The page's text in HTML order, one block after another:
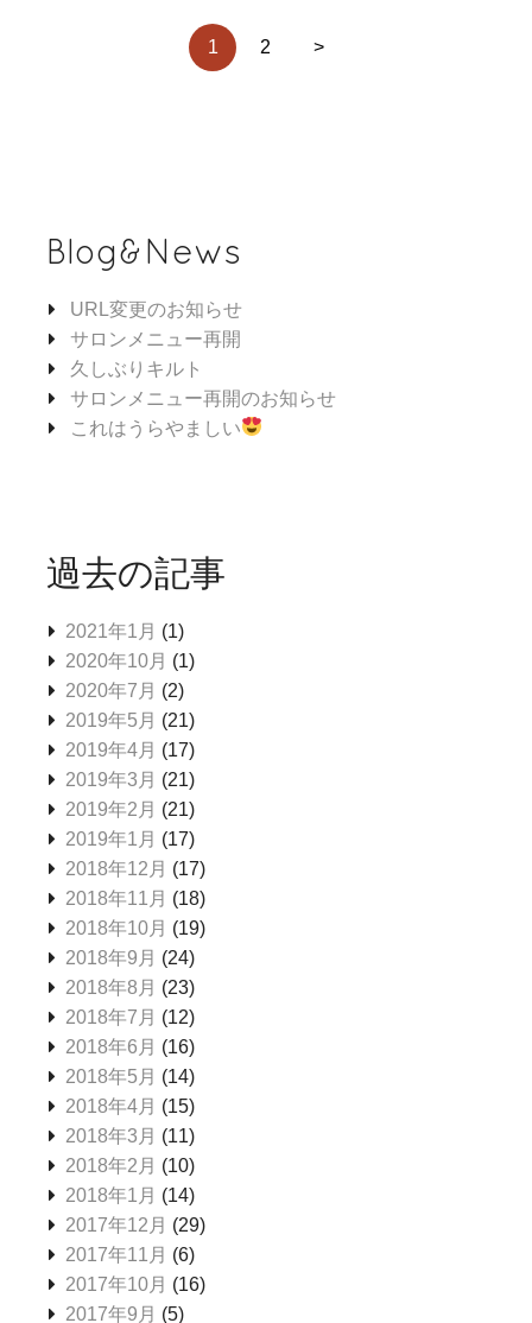
1 2 >
Blog&News
URL変更のお知らせ
サロンメニュー再開
久しぶりキルト
サロンメニュー再開のお知らせ
これはうらやましい
過去の記事
2021年1月 (1)
2020年10月 (1)
2020年7月 (2)
2019年5月 (21)
2019年4月 (17)
2019年3月 (21)
2019年2月 (21)
2019年1月 (17)
2018年12月 (17)
2018年11月 (18)
2018年10月 (19)
2018年9月 (24)
2018年8月 (23)
2018年7月 (12)
2018年6月 (16)
2018年5月 (14)
2018年4月 (15)
2018年3月 (11)
2018年2月 (10)
2018年1月 (14)
2017年12月 (29)
2017年11月 (6)
2017年10月 (16)
2017年9月 (5)